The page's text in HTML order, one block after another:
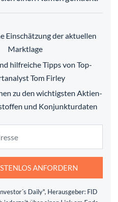
Einschätzung der aktuellen
Marktlage
hilfreiche Tipps von Top-
Tom Firley
zu den wichtigsten Aktien-
und Konjunkturdaten
ANFORDERN
Daily", Herausgeber: FID